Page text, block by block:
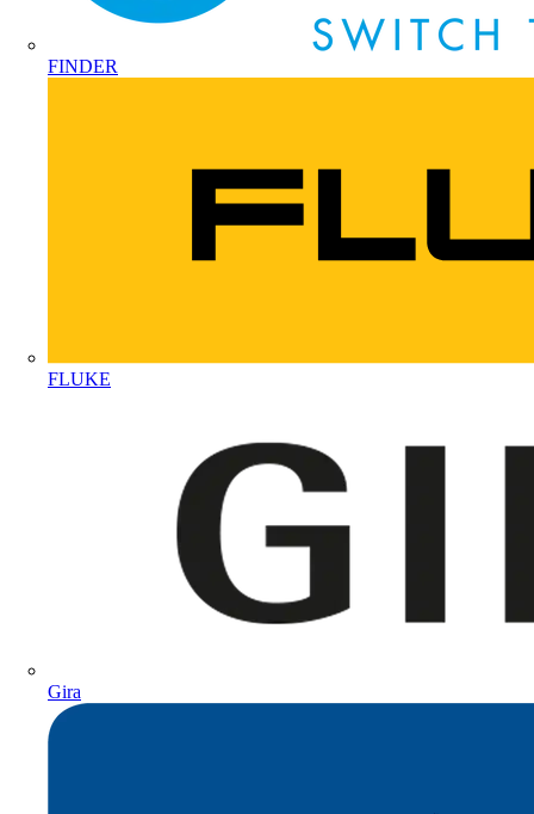
FINDER
FLUKE
Gira